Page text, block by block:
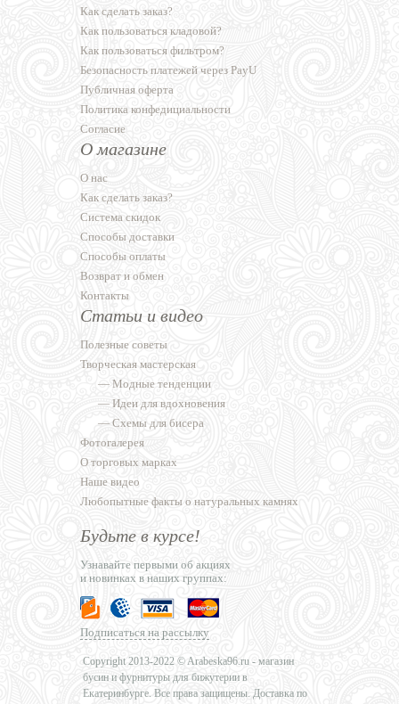
Как сделать заказ?
Как пользоваться кладовой?
Как пользоваться фильтром?
Безопасность платежей через PayU
Публичная оферта
Политика конфедициальности
Согласие
О магазине
О нас
Как сделать заказ?
Система скидок
Способы доставки
Способы оплаты
Возврат и обмен
Контакты
Статьи и видео
Полезные советы
Творческая мастерская
— Модные тенденции
— Идеи для вдохновения
— Схемы для бисера
Фотогалерея
О торговых марках
Наше видео
Любопытные факты о натуральных камнях
Будьте в курсе!
Узнавайте первыми об акциях
и новинках в наших группах:
Подписаться на рассылку
Copyright 2013-2022 © Arabeska96.ru - магазин
бусин и фурнитуры для бижутерии в
Екатеринбурге. Все права защищены. Доставка по